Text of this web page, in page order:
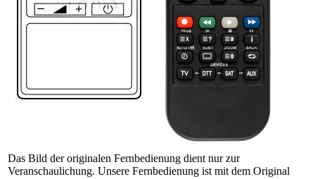
Das Bild der originalen Fernbedienung dient nur zur
Veranschaulichung. Unsere Fernbedienung ist mit dem Original